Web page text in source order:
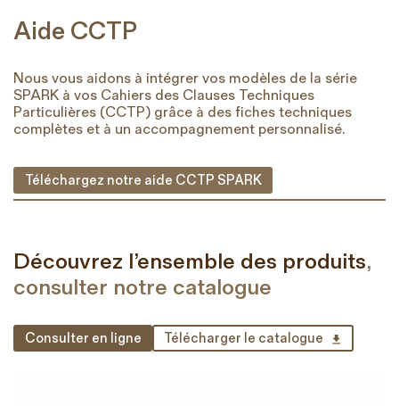
Aide CCTP
Nous vous aidons à intégrer vos modèles de la série
SPARK à vos Cahiers des Clauses Techniques
Particulières (CCTP) grâce à des fiches techniques
complètes et à un accompagnement personnalisé.
Téléchargez notre aide CCTP SPARK
Découvrez l’ensemble des produits,
consulter notre catalogue
Consulter en ligne Télécharger le catalogue